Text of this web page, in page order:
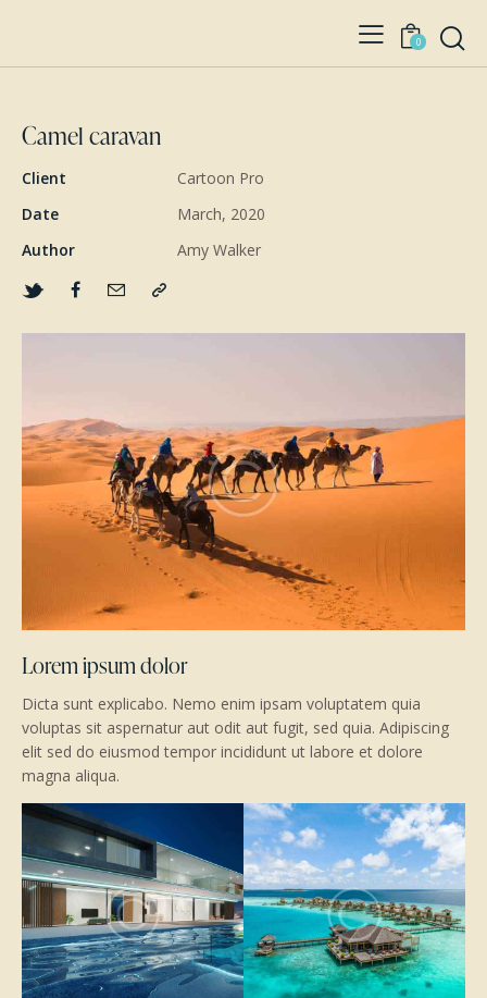
0
Camel caravan
Client
Cartoon Pro
Date
March, 2020
Author
Amy Walker
Lorem ipsum dolor
Dicta sunt explicabo. Nemo enim ipsam voluptatem quia
voluptas sit aspernatur aut odit aut fugit, sed quia. Adipiscing
elit sed do eiusmod tempor incididunt ut labore et dolore
magna aliqua.